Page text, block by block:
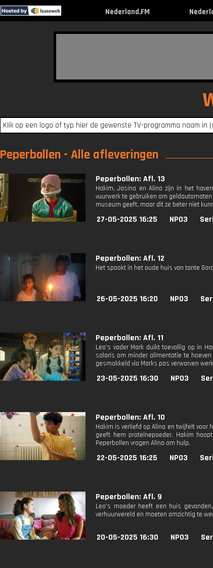
Nederland.FM
Peperbollen - Alle afleveringen
Peperbollen: Afl. 13
Hakim, Jasina en Alina zijn in het
vuurwerk te gebruiken om
museum geeft, maar dit ze beter niet
27-05-2025 16:25 NPO3
Peperbollen: Afl. 12
Het spookt in het oude huis van tante
26-05-2025 16:20 NPO3
Peperbollen: Afl. 11
Leo's vader Mark duikt toevallig op in
salaris om minder alimentatie te
gesmokkeld via Marks pas verworven
23-05-2025 16:30 NPO3
Peperbollen: Afl. 10
Hakim is verliefd op Alina en twijfelt voor
geeft hem proteïnepoeder. Hakim
Peperbollen vragen Alina om hulp.
22-05-2025 16:25 NPO3
Peperbollen: Afl. 9
Leo's moeder heeft een huis
verhuurwereld en moeten omzichtig te
20-05-2025 16:30 NPO3